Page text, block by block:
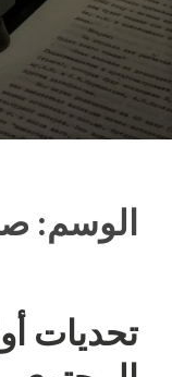
الوسم:
تحديات